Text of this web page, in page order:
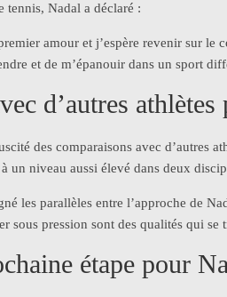
tennis, Nadal a déclaré :
amour et j’espère revenir sur
et de m’épanouir dans un sport
d’autres
des comparaisons avec d’autres
un niveau aussi élevé dans deux
les parallèles entre l’approche de
sous pression sont des qualités qui
étape pour